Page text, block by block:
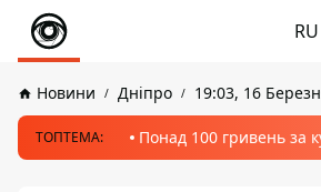
RU
Новини Дніпро 19:03, 16
ТОПТЕМА: Понад 100 гривень за